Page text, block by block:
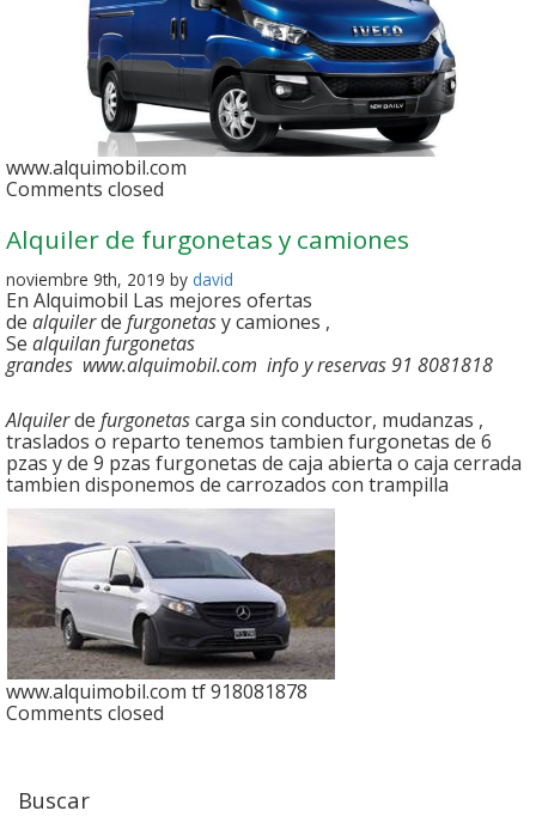
www.alquimobil.com
Comments closed
Alquiler de furgonetas y camiones
noviembre 9th, 2019 by david
En Alquimobil Las mejores ofertas
de alquilerde furgonetasy camiones ,
Se alquilan furgonetas
grandes www.alquimobil.com info y reservas 91 8081818
Alquilerde furgonetascarga sin conductor, mudanzas ,
traslados o reparto tenemos tambien furgonetas de 6
pzas y de 9 pzas furgonetas de caja abierta o caja cerrada
tambien disponemos de carrozados con trampilla
www.alquimobil.com tf 918081878
Comments closed
Buscar